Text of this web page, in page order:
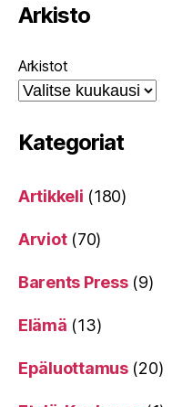
Arkisto
Arkistot
Kategoriat
Artikkeli (180)
Arviot(70)
Barents Press(9)
Elämä (13)
Epäluottamus(20)